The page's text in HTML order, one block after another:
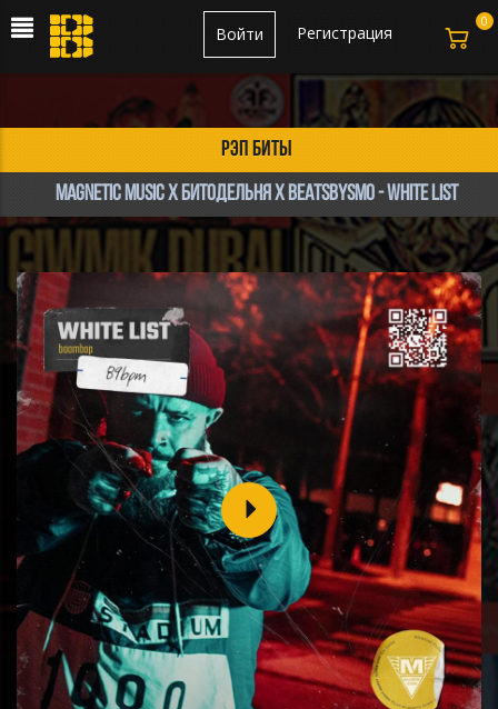
Регистрация
Войти
рэп биты
MAGNETIC MUSIC x БИТОДЕЛЬНЯ x BEATSBYSMO - WHITE LIST
0